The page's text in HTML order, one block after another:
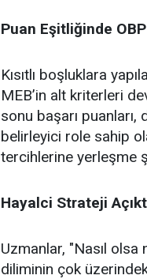
Puan Eşitliğinde
Kısıtlı boşluklara
MEB’in alt kriterleri
sonu başarı
belirleyici role sahip
tercihlerine yerleşme
Hayalci Strateji
Uzmanlar, "Nasıl olsa
diliminin çok